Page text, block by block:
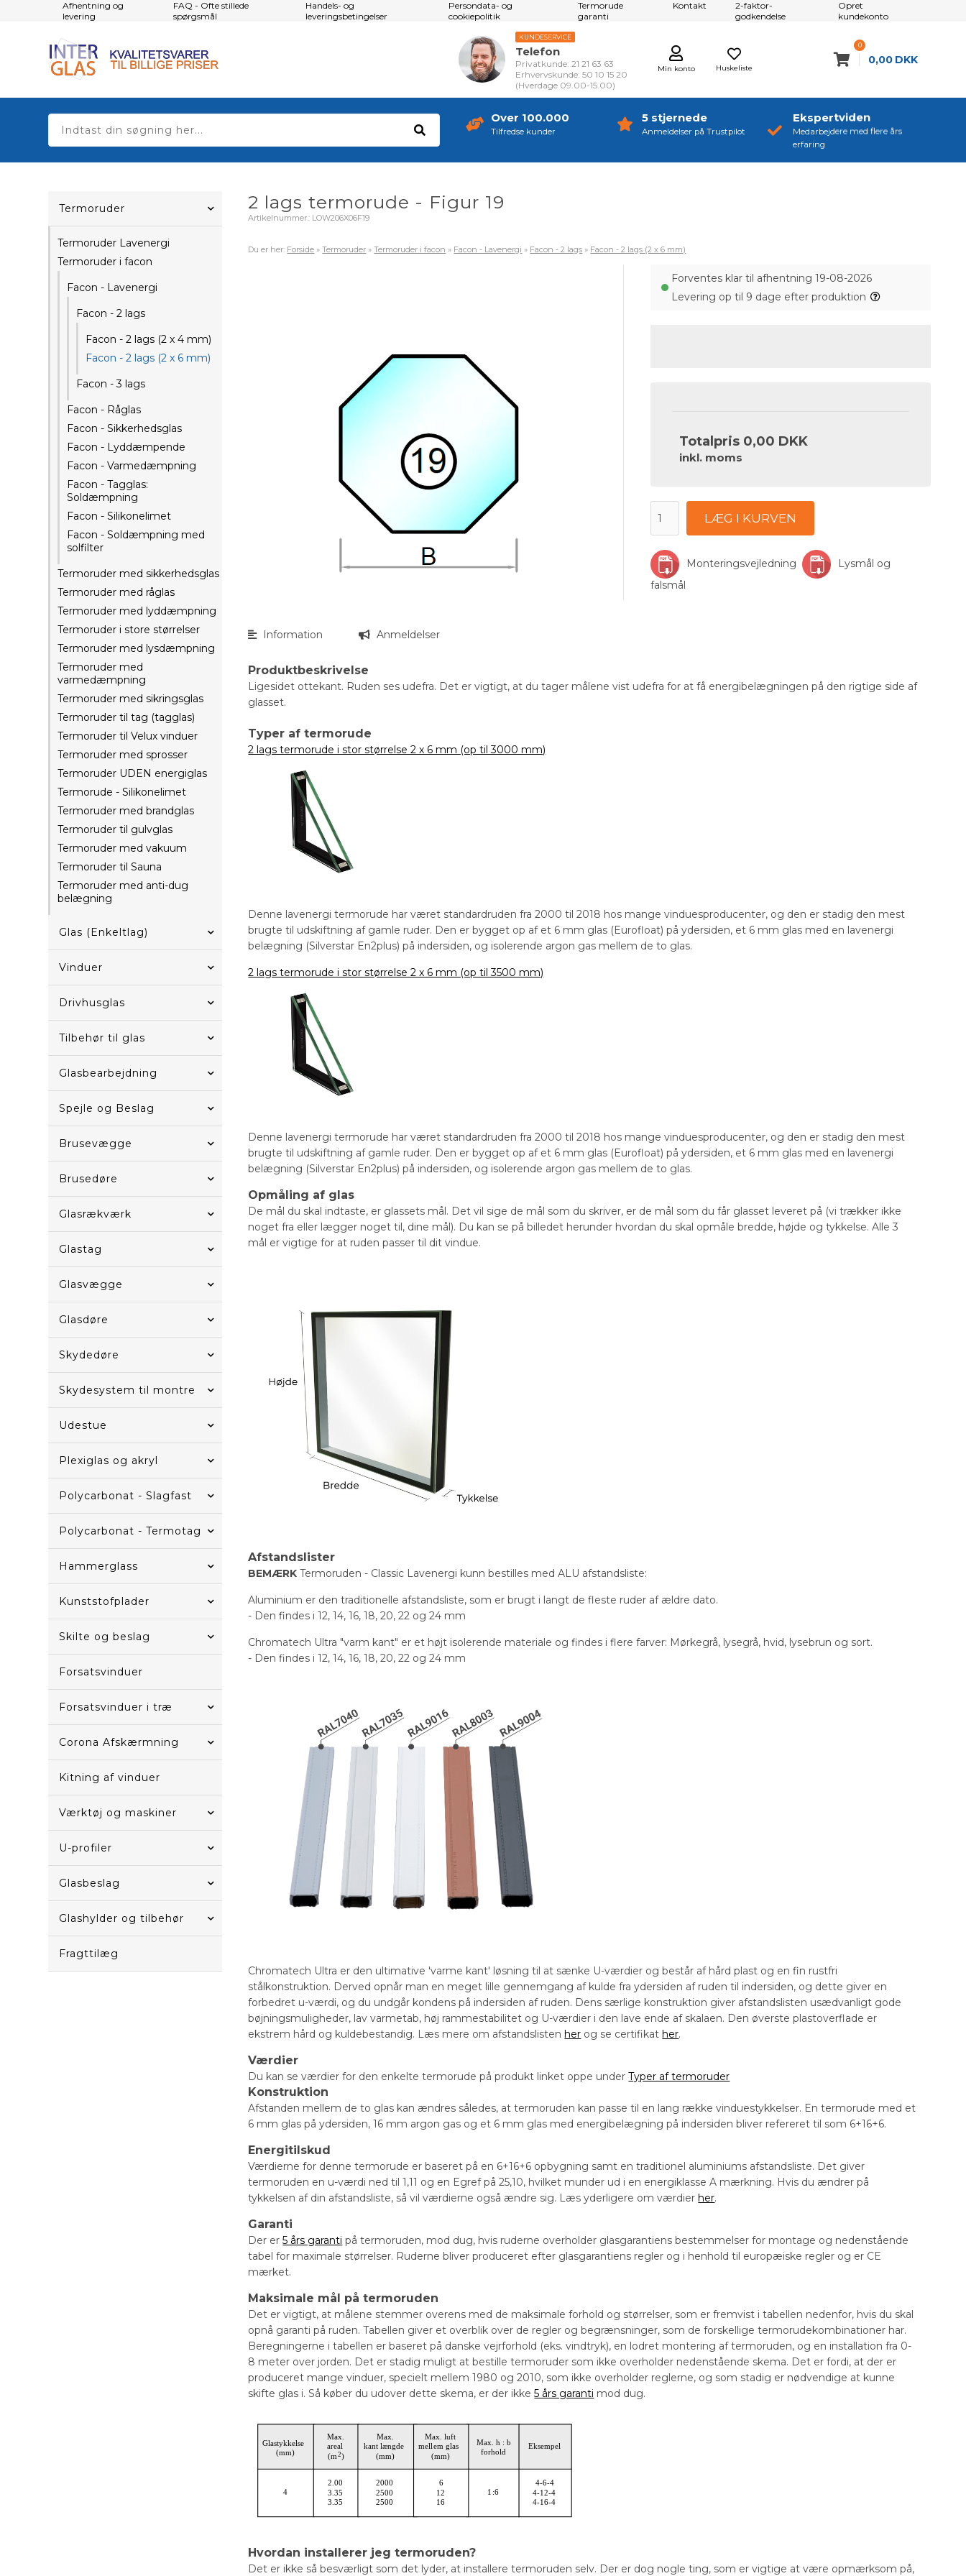
Afhentning og
levering
FAQ - Ofte stillede
spørgsmål
Handels- og
leveringsbetingelser
Persondata- og
cookiepolitik
Termorude
garanti
Kontakt
2-faktor-
godkendelse
Opret
kundekonto
Huskeliste
Min konto
KUNDESERVICE
Telefon
Privatkunde: 21 21 63 63
Erhvervskunde: 50 10 15 20
(Hverdage 09.00-15.00)
0
0,00 DKK
Over 100.000
Tilfredse kunder
5 stjernede
Anmeldelser på Trustpilot
Ekspertviden
Medarbejdere med flere års
erfaring
Termoruder
Termoruder Lavenergi
Termoruder i facon
Facon - Lavenergi
Facon - 2 lags
Facon - 2 lags (2 x 4 mm)
Facon - 2 lags (2 x 6 mm)
Facon - 3 lags
Facon - Råglas
Facon - Sikkerhedsglas
Facon - Lyddæmpende
Facon - Varmedæmpning
Facon - Tagglas:
Soldæmpning
Facon - Silikonelimet
Facon - Soldæmpning med
solfilter
Termoruder med sikkerhedsglas
Termoruder med råglas
Termoruder med lyddæmpning
Termoruder i store størrelser
Termoruder med lysdæmpning
Termoruder med
varmedæmpning
Termoruder med sikringsglas
Termoruder til tag (tagglas)
Termoruder til Velux vinduer
Termoruder med sprosser
Termoruder UDEN energiglas
Termorude - Silikonelimet
Termoruder med brandglas
Termoruder til gulvglas
Termoruder med vakuum
Termoruder til Sauna
Termoruder med anti-dug
belægning
Glas (Enkeltlag)
Vinduer
Drivhusglas
Tilbehør til glas
Glasbearbejdning
Spejle og Beslag
Brusevægge
Brusedøre
Glasrækværk
Glastag
Glasvægge
Glasdøre
Skydedøre
Skydesystem til montre
Udestue
Plexiglas og akryl
Polycarbonat - Slagfast
Polycarbonat - Termotag
Hammerglass
Kunststofplader
Skilte og beslag
Forsatsvinduer
Forsatsvinduer i træ
Corona Afskærmning
Kitning af vinduer
Værktøj og maskiner
U-profiler
Glasbeslag
Glashylder og tilbehør
Fragttilæg
2 lags termorude - Figur 19
Artikelnummer.: LOW206X06F19
Du er her: Forside »Termoruder »Termoruder i facon » Facon - Lavenergi » Facon - 2 lags » Facon - 2 lags (2 x 6 mm)
Forventes klar til afhentning 19-08-2026
Levering op til 9 dage efter produktion
Totalpris 0,00 DKK
inkl. moms
LÆG I KURVEN
Monteringsvejledning
Lysmål og
falsmål
Information Anmeldelser
Produktbeskrivelse
Ligesidet ottekant. Ruden ses udefra. Det er vigtigt, at du tager målene vist udefra for at få energibelægningen på den rigtige side af
glasset.
Typer af termorude
2 lags termorude i stor størrelse 2 x 6 mm (op til 3000 mm)
Denne lavenergi termorude har været standardruden fra 2000 til 2018 hos mange vinduesproducenter, og den er stadig den mest
brugte til udskiftning af gamle ruder. Den er bygget op af et 6 mm glas (Eurofloat) på ydersiden, et 6 mm glas med en lavenergi
belægning (Silverstar En2plus) på indersiden, og isolerende argon gas mellem de to glas.
2 lags termorude i stor størrelse 2 x 6 mm (op til 3500 mm)
Denne lavenergi termorude har været standardruden fra 2000 til 2018 hos mange vinduesproducenter, og den er stadig den mest
brugte til udskiftning af gamle ruder. Den er bygget op af et 6 mm glas (Eurofloat) på ydersiden, et 6 mm glas med en lavenergi
belægning (Silverstar En2plus) på indersiden, og isolerende argon gas mellem de to glas.
Opmåling af glas
De mål du skal indtaste, er glassets mål. Det vil sige de mål som du skriver, er de mål som du får glasset leveret på (vi trækker ikke
noget fra eller lægger noget til, dine mål). Du kan se på billedet herunder hvordan du skal opmåle bredde, højde og tykkelse. Alle 3
mål er vigtige for at ruden passer til dit vindue.
Afstandslister
BEMÆRKTermoruden - Classic Lavenergi kunn bestilles med ALU afstandsliste:
Aluminium er den traditionelle afstandsliste, som er brugt i langt de fleste ruder af ældre dato.
- Den findes i 12, 14, 16, 18, 20, 22 og 24 mm
Chromatech Ultra "varm kant" er et højt isolerende materiale og findes i flere farver: Mørkegrå, lysegrå, hvid, lysebrun og sort.
- Den findes i 12, 14, 16, 18, 20, 22 og 24 mm
Chromatech Ultra er den ultimative 'varme kant' løsning til at sænke U-værdier og består af hård plast og en fin rustfri
stålkonstruktion. Derved opnår man en meget lille gennemgang af kulde fra ydersiden af ruden til indersiden, og dette giver en
forbedret u-værdi, og du undgår kondens på indersiden af ruden. Dens særlige konstruktion giver afstandslisten usædvanligt gode
bøjningsmuligheder, lav varmetab, høj rammestabilitet og U-værdier i den lave ende af skalaen. Den øverste plastoverflade er
ekstrem hård og kuldebestandig. Læs mere om afstandslistenher og se certifikather.
Værdier
Du kan se værdier for den enkelte termorude på produkt linket oppe underTyper af termoruder
Konstruktion
Afstanden mellem de to glas kan ændres således, at termoruden kan passe til en lang række vinduestykkelser. En termorude med et
6 mm glas på ydersiden, 16 mm argon gas og et 6 mm glas med energibelægning på indersiden bliver refereret til som 6+16+6.
Energitilskud
Værdierne for denne termorude er baseret på en 6+16+6 opbygning samt en traditionel aluminiums afstandsliste. Det giver
termoruden en u-værdi ned til 1,11 og en Egref på 25,10, hvilket munder ud i en energiklasse A mærkning. Hvis du ændrer på
tykkelsen af din afstandsliste, så vil værdierne også ændre sig. Læs yderligere om værdierher.
Garanti
Der er5 års garanti på termoruden, mod dug, hvis ruderne overholder glasgarantiens bestemmelser for montage og nedenstående
tabel for maximale størrelser. Ruderne bliver produceret efter glasgarantiens regler og i henhold til europæiske regler og er CE
mærket.
Maksimale mål på termoruden
Det er vigtigt, at målene stemmer overens med de maksimale forhold og størrelser, som er fremvist i tabellen nedenfor, hvis du skal
opnå garanti på ruden. Tabellen giver et overblik over de regler og begrænsninger, som de forskellige termorudekombinationer har.
Beregningerne i tabellen er baseret på danske vejrforhold (eks. vindtryk), en lodret montering af termoruden, og en installation fra 0-
8 meter over jorden. Det er stadig muligt at bestille termoruder som ikke overholder nedenstående skema. Det er fordi, at der er
produceret mange vinduer, specielt mellem 1980 og 2010, som ikke overholder reglerne, og som stadig er nødvendige at kunne
skifte glas i. Så køber du udover dette skema, er der ikke5 års garanti mod dug.
Hvordan installerer jeg termoruden?
Det er ikke så besværligt som det lyder, at installere termoruden selv. Der er dog nogle ting, som er vigtige at være opmærksom på,